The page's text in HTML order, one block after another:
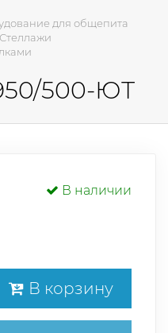
для общепита
Стеллажи
500-ЮТ
В наличии
В корзину